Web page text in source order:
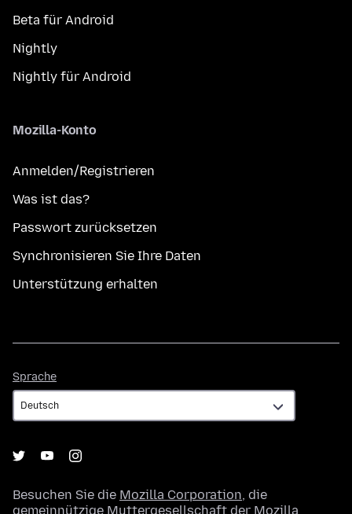
Beta für Android
Nightly
Nightly für Android
Mozilla-Konto
Anmelden/Registrieren
Was ist das?
Passwort zurücksetzen
Synchronisieren Sie Ihre Daten
Unterstützung erhalten
Sprache
Besuchen Sie die Mozilla Corporation, die
gemeinnützige Muttergesellschaft der Mozilla